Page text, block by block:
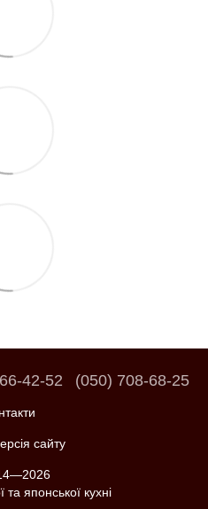
42-52 (050) 708-68-25
сайту
та японської кухні